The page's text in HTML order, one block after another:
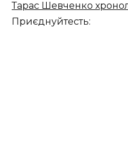
Тарас Шевченко
Приєднуйтесть: